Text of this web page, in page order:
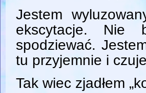
Jestem
ekscytacje. Nie
spodziewać.
tu przyjemnie i
Tak wiec zjadłem